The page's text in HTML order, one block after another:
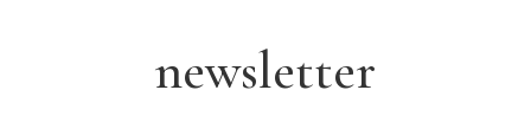
newsletter